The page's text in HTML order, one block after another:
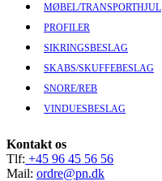
MØBEL/TRANSPORTHJUL
PROFILER
SIKRINGSBESLAG
SKABS/SKUFFEBESLAG
SNORE/REB
VINDUESBESLAG
Kontakt os
Tlf: +45 96 45 56 56
Mail: ordre@pn.dk